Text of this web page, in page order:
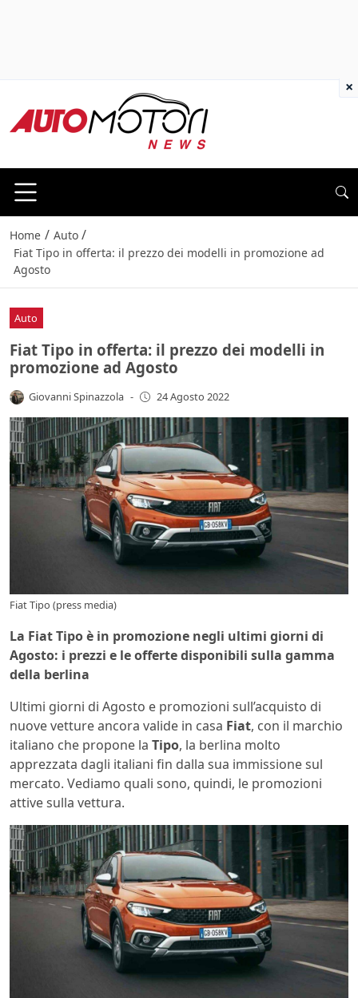
Home / Auto /
Fiat Tipo in offerta: il prezzo dei modelli in promozione ad
Agosto
Auto
Fiat Tipo in offerta: il prezzo dei modelli in
promozione ad Agosto
Giovanni Spinazzola - 24 Agosto 2022
Fiat Tipo (press media)
La Fiat Tipo è in promozione negli ultimi giorni di
Agosto: i prezzi e le offerte disponibili sulla gamma
della berlina
Ultimi giorni di Agosto e promozioni sull’acquisto di
nuove vetture ancora valide in casa Fiat, con il marchio
italiano che propone la Tipo, la berlina molto
apprezzata dagli italiani fin dalla sua immissione sul
mercato. Vediamo quali sono, quindi, le promozioni
attive sulla vettura.
×